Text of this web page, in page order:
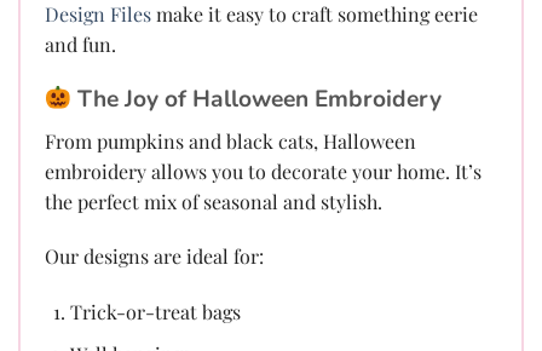
Design Filesmake it easy to craft something eerie
and fun.
The Joy of Halloween Embroidery
From pumpkins and black cats, Halloween
embroidery allows you to decorate your home. It’s
the perfect mix of seasonal and stylish.
Our designs are ideal for:
Trick-or-treat bags